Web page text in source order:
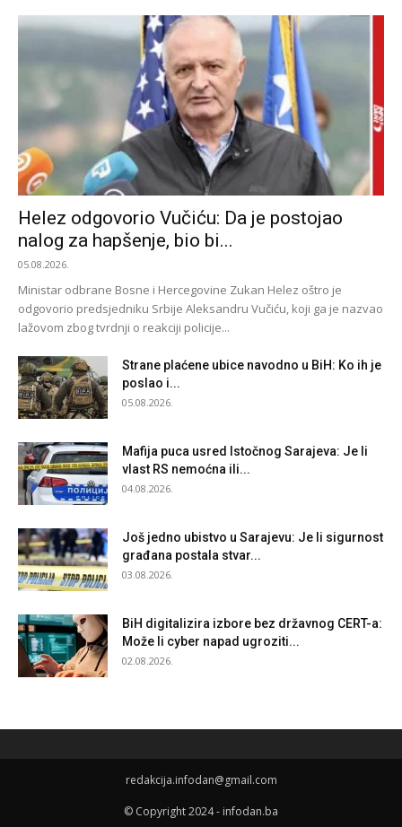
Helez odgovorio Vučiću: Da je postojao
nalog za hapšenje, bio bi...
05.08.2026.
Ministar odbrane Bosne i Hercegovine Zukan Helez oštro je
odgovorio predsjedniku Srbije Aleksandru Vučiću, koji ga je nazvao
lažovom zbog tvrdnji o reakciji policije...
Strane plaćene ubice navodno u BiH: Ko ih je
poslao i...
05.08.2026.
Mafija puca usred Istočnog Sarajeva: Je li
vlast RS nemoćna ili...
04.08.2026.
Još jedno ubistvo u Sarajevu: Je li sigurnost
građana postala stvar...
03.08.2026.
BiH digitalizira izbore bez državnog CERT-a:
Može li cyber napad ugroziti...
02.08.2026.
redakcija.infodan@gmail.com
© Copyright 2024 - infodan.ba